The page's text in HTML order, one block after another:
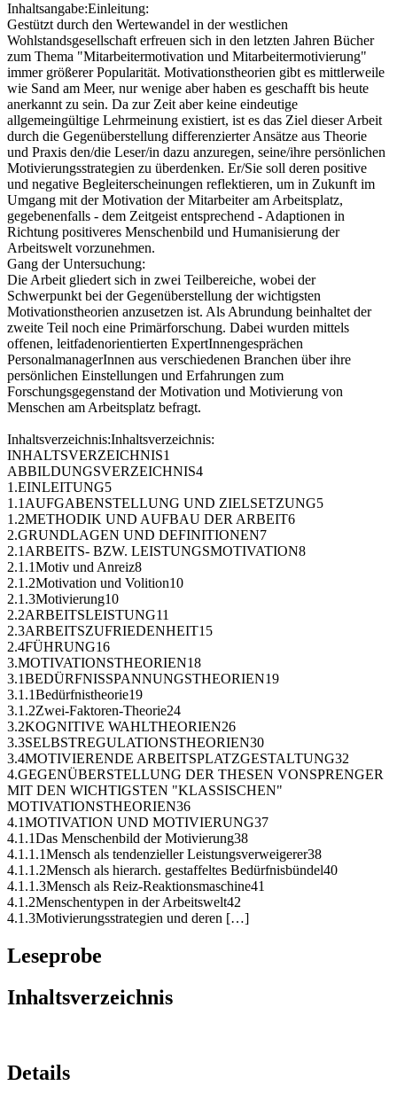
Inhaltsangabe:Einleitung:
Gestützt durch den Wertewandel in der westlichen
Wohlstandsgesellschaft erfreuen sich in den letzten Jahren Bücher
zum Thema "Mitarbeitermotivation und Mitarbeitermotivierung"
immer größerer Popularität. Motivationstheorien gibt es mittlerweile
wie Sand am Meer, nur wenige aber haben es geschafft bis heute
anerkannt zu sein. Da zur Zeit aber keine eindeutige
allgemeingültige Lehrmeinung existiert, ist es das Ziel dieser Arbeit
durch die Gegenüberstellung differenzierter Ansätze aus Theorie
und Praxis den/die Leser/in dazu anzuregen, seine/ihre persönlichen
Motivierungsstrategien zu überdenken. Er/Sie soll deren positive
und negative Begleiterscheinungen reflektieren, um in Zukunft im
Umgang mit der Motivation der Mitarbeiter am Arbeitsplatz,
gegebenenfalls - dem Zeitgeist entsprechend - Adaptionen in
Richtung positiveres Menschenbild und Humanisierung der
Arbeitswelt vorzunehmen.
Gang der Untersuchung:
Die Arbeit gliedert sich in zwei Teilbereiche, wobei der
Schwerpunkt bei der Gegenüberstellung der wichtigsten
Motivationstheorien anzusetzen ist. Als Abrundung beinhaltet der
zweite Teil noch eine Primärforschung. Dabei wurden mittels
offenen, leitfadenorientierten ExpertInnengesprächen
PersonalmanagerInnen aus verschiedenen Branchen über ihre
persönlichen Einstellungen und Erfahrungen zum
Forschungsgegenstand der Motivation und Motivierung von
Menschen am Arbeitsplatz befragt.
Inhaltsverzeichnis:Inhaltsverzeichnis:
INHALTSVERZEICHNIS1
ABBILDUNGSVERZEICHNIS4
1.EINLEITUNG5
1.1AUFGABENSTELLUNG UND ZIELSETZUNG5
1.2METHODIK UND AUFBAU DER ARBEIT6
2.GRUNDLAGEN UND DEFINITIONEN7
2.1ARBEITS- BZW. LEISTUNGSMOTIVATION8
2.1.1Motiv und Anreiz8
2.1.2Motivation und Volition10
2.1.3Motivierung10
2.2ARBEITSLEISTUNG11
2.3ARBEITSZUFRIEDENHEIT15
2.4FÜHRUNG16
3.MOTIVATIONSTHEORIEN18
3.1BEDÜRFNISSPANNUNGSTHEORIEN19
3.1.1Bedürfnistheorie19
3.1.2Zwei-Faktoren-Theorie24
3.2KOGNITIVE WAHLTHEORIEN26
3.3SELBSTREGULATIONSTHEORIEN30
3.4MOTIVIERENDE ARBEITSPLATZGESTALTUNG32
4.GEGENÜBERSTELLUNG DER THESEN VONSPRENGER
MIT DEN WICHTIGSTEN "KLASSISCHEN"
MOTIVATIONSTHEORIEN36
4.1MOTIVATION UND MOTIVIERUNG37
4.1.1Das Menschenbild der Motivierung38
4.1.1.1Mensch als tendenzieller Leistungsverweigerer38
4.1.1.2Mensch als hierarch. gestaffeltes Bedürfnisbündel40
4.1.1.3Mensch als Reiz-Reaktionsmaschine41
4.1.2Menschentypen in der Arbeitswelt42
4.1.3Motivierungsstrategien und deren […]
Leseprobe
Inhaltsverzeichnis
Details